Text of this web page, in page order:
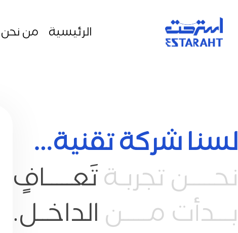
الرئيسية من نحن
لسنا شركة تقنية…
نحـــــن تجربـة تَعـــــافٍ
بـــدأت مـــــن الداخــل.